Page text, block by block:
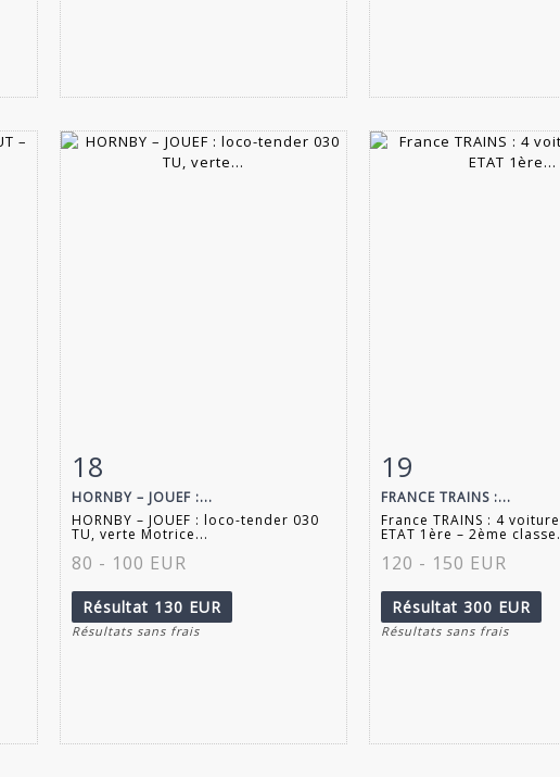
Fiche détaillée
18
HORNBY – JOUEF :...
HORNBY – JOUEF : loco-tender 030
TU, verte Motrice...
80 - 100 EUR
Résultat 130 EUR
Résultats sans frais
Fiche détaillée
19
FRANCE TRAINS :...
France TRAINS : 4
ETAT 1ère – 2ème
120 - 150 EUR
Résultat 300 EUR
Résultats sans frais